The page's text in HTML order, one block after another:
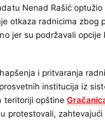
Nenad Rašić optužio
otkaza radnicima zbog
jer su podržavali opcije
i pritvaranja
institucija iz
teritoriji opštine
protestovali, zahtevajući